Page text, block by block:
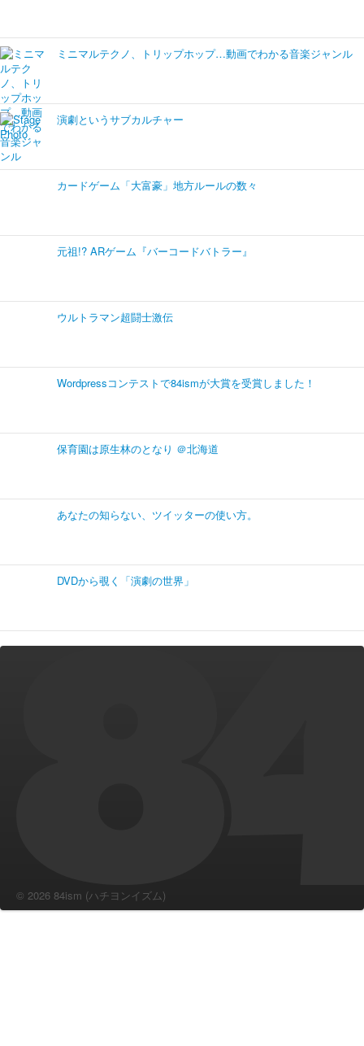
ミニマルテクノ、トリップホップ…動画でわかる音楽ジャンル
演劇というサブカルチャー
カードゲーム「大富豪」地方ルールの数々
元祖!? ARゲーム『バーコードバトラー』
ウルトラマン超闘士激伝
Wordpressコンテストで84ismが大賞を受賞しました！
保育園は原生林のとなり ＠北海道
あなたの知らない、ツイッターの使い方。
DVDから覗く「演劇の世界」
© 2026 84ism (ハチヨンイズム)